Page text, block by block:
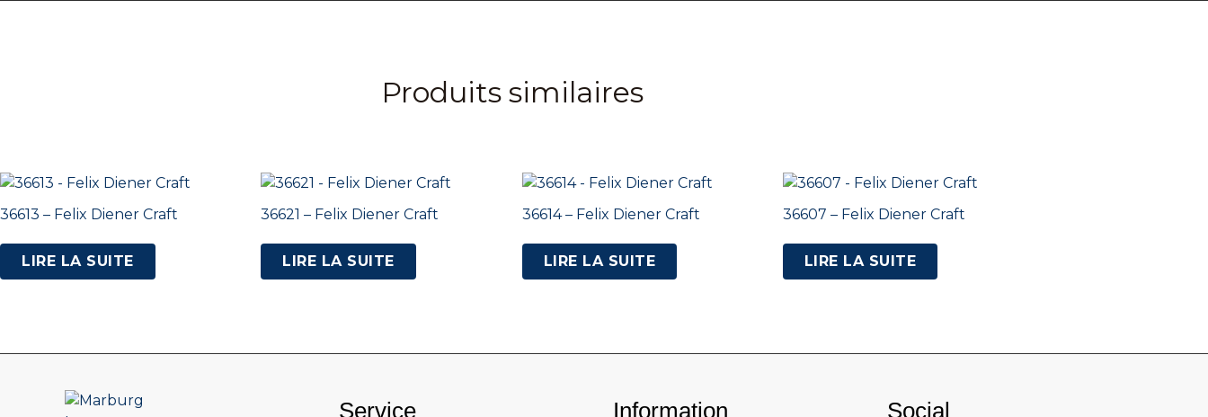
Produits similaires
36613 – Felix Diener Craft
LIRE LA SUITE
36621 – Felix Diener Craft
LIRE LA SUITE
36614 – Felix Diener Craft
LIRE LA SUITE
36607 – Felix Diener Craft
LIRE LA SUITE
Service Information Social